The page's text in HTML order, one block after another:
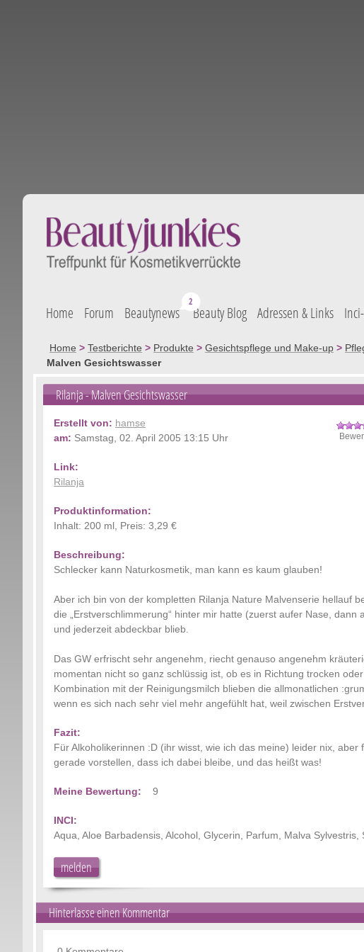
Home Forum Beautynews Beauty Blog Adressen & Links
Home > Testberichte > Produkte > Gesichtspflege und Make-up >
Malven Gesichtswasser
Rilanja- Malven Gesichtswasser
Erstellt von: hamse
am: Samstag, 02. April 2005 13:15 Uhr
Link:
Rilanja
Produktinformation:
Inhalt: 200 ml, Preis: 3,29 €
Beschreibung:
Schlecker kann Naturkosmetik, man kann es kaum glauben!
Aber ich bin von der kompletten Rilanja Nature Malvenserie hellauf
die „Erstverschlimmerung“ hinter mir hatte (zuerst aufer Nase,
und jederzeit abdeckbar blieb.
Das GW erfrischt sehr angenehm, riecht genauso angenehm
momentan nicht so ganz schlüssig ist, ob es in Richtung trocken
Kombination mit der Reinigungsmilch blieben die allmonatlichen
wenn es sich nach sehr viel mehr angefühlt hat, weil zwischen
Fazit:
Für Alkoholikerinnen :D (ihr wisst, wie ich das meine) leider nix,
gerade vorstellen, dass ich dabei bleibe, und das heißt was!
Meine Bewertung: 9
INCI:
Aqua, Aloe Barbadensis, Alcohol, Glycerin, Parfum, Malva Sylvestris,
melden
Hinterlasse einen Kommentar